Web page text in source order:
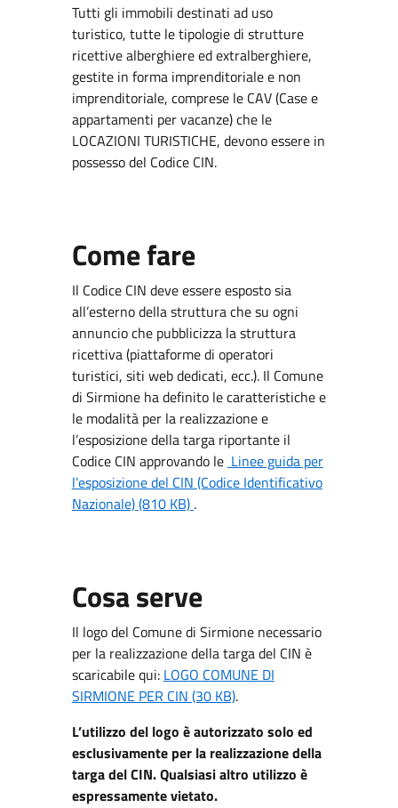
Tutti gli immobili destinati ad uso
turistico, tutte le tipologie di strutture
ricettive alberghiere ed extralberghiere,
gestite in forma imprenditoriale e non
imprenditoriale, comprese le CAV (Case e
appartamenti per vacanze) che le
LOCAZIONI TURISTICHE, devono essere in
possesso del Codice CIN.
Come fare
Il Codice CIN deve essere esposto sia
all’esterno della struttura che su ogni
annuncio che pubblicizza la struttura
ricettiva (piattaforme di operatori
turistici, siti web dedicati, ecc.). Il Comune
di Sirmione ha definito le caratteristiche e
le modalità per la realizzazione e
l’esposizione della targa riportante il
Codice CIN approvando le Linee guida per
l’esposizione del CIN (Codice Identificativo
Nazionale) (810 KB) .
Cosa serve
Il logo del Comune di Sirmione necessario
per la realizzazione della targa del CIN è
scaricabile qui: LOGO COMUNE DI
SIRMIONE PER CIN (30 KB).
L’utilizzo del logo è autorizzato solo ed
esclusivamente per la realizzazione della
targa del CIN. Qualsiasi altro utilizzo è
espressamente vietato.